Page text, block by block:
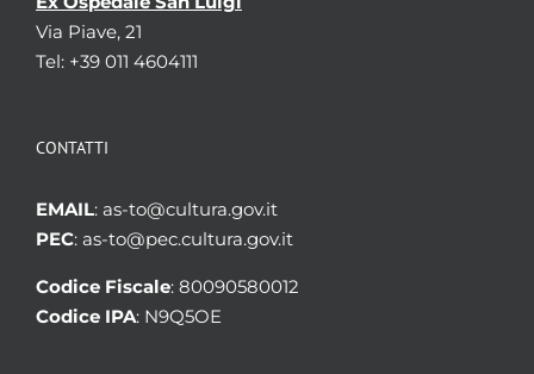
Via Piave, 21
Tel: +39 011 4604111
CONTATTI
EMAIL: as-to@cultura.gov.it
PEC: as-to@pec.cultura.gov.it
Codice Fiscale: 80090580012
Codice IPA: N9Q5OE